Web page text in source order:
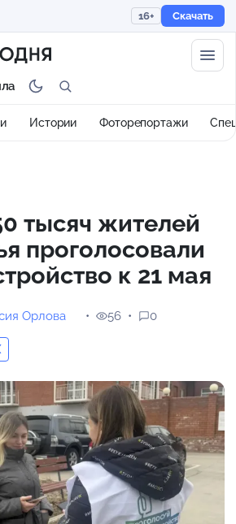
16+ Скачать
Истории Фоторепортажи
тысяч жителей
проголосовали
к 21 мая
Орлова 56 0